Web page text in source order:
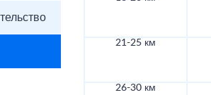
21-25 км
26-30 км